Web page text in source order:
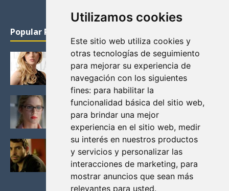
Utilizamos cookies
Este sitio web utiliza cookies y
otras tecnologías de seguimiento
para mejorar su experiencia de
navegación con los siguientes
fines: para habilitar la
funcionalidad básica del sitio web,
para brindar una mejor
experiencia en el sitio web, medir
su interés en nuestros productos
y servicios y personalizar las
interacciones de marketing, para
mostrar anuncios que sean más
relevantes para usted.
Popular Posts
KATHERYN WINNICK: LA ACTRIZ MAS GUAPA DE
VIKINGOS
Junio 14, 2013
FELICITY (EMILY BETT RICKARDS), LAS FOTOS
MAS BONITAS DE LA ALIADA DE ARROW
Noviembre 30, 2013
BLACK MIRROR: TODA TU HISTORIA. EPISODIO 3.
LA CRITICA
Mayo 17, 2012